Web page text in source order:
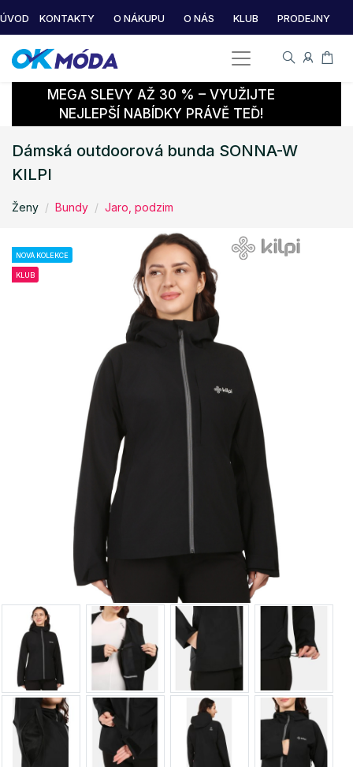
ÚVOD KONTAKTY O NÁKUPU O NÁS KLUB PRODEJNY
MEGA SLEVY AŽ 30 % – VYUŽIJTE
NEJLEPŠÍ NABÍDKY PRÁVĚ TEĎ!
Dámská outdoorová bunda SONNA-W
KILPI
Ženy Bundy Jaro, podzim
NOVÁ KOLEKCE
KLUB